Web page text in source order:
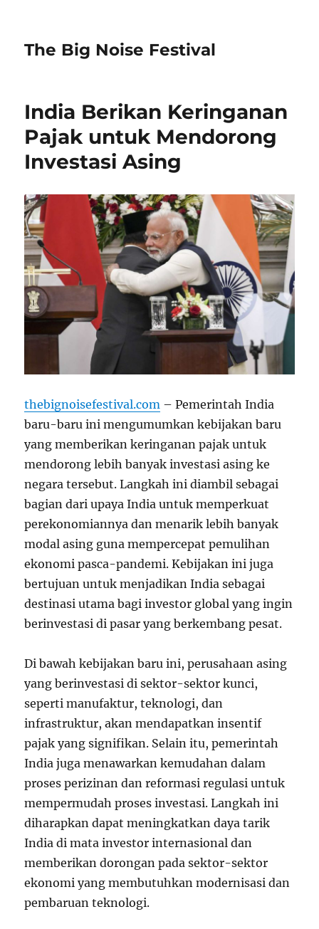
The Big Noise Festival
India Berikan Keringanan
Pajak untuk Mendorong
Investasi Asing
thebignoisefestival.com – Pemerintah India
baru-baru ini mengumumkan kebijakan baru
yang memberikan keringanan pajak untuk
mendorong lebih banyak investasi asing ke
negara tersebut. Langkah ini diambil sebagai
bagian dari upaya India untuk memperkuat
perekonomiannya dan menarik lebih banyak
modal asing guna mempercepat pemulihan
ekonomi pasca-pandemi. Kebijakan ini juga
bertujuan untuk menjadikan India sebagai
destinasi utama bagi investor global yang ingin
berinvestasi di pasar yang berkembang pesat.
Di bawah kebijakan baru ini, perusahaan asing
yang berinvestasi di sektor-sektor kunci,
seperti manufaktur, teknologi, dan
infrastruktur, akan mendapatkan insentif
pajak yang signifikan. Selain itu, pemerintah
India juga menawarkan kemudahan dalam
proses perizinan dan reformasi regulasi untuk
mempermudah proses investasi. Langkah ini
diharapkan dapat meningkatkan daya tarik
India di mata investor internasional dan
memberikan dorongan pada sektor-sektor
ekonomi yang membutuhkan modernisasi dan
pembaruan teknologi.